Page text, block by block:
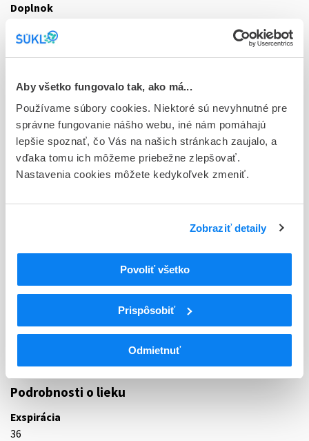
Aby všetko fungovalo tak, ako má...
Používame súbory cookies. Niektoré sú nevyhnutné pre
správne fungovanie nášho webu, iné nám pomáhajú
lepšie spoznať, čo Vás na našich stránkach zaujalo, a
vďaka tomu ich môžeme priebežne zlepšovať.
Nastavenia cookies môžete kedykoľvek zmeniť.
Zobraziť detaily
Povoliť všetko
Prispôsobiť
Odmietnuť
Doplnok
Stav
Typ registračnej procedúry
Vzájomné uznávanie (mutual recognition proc.)
Držiteľ, krajina
Glenwood GmbH , Nemecko
BLOKÁTORY KALCIOVÉHO KANÁLA
SELEKTÍVNE BLOKÁTORY KALCIOVÉHO
KANÁLA S PREVAŽNE VASKULÁRNYM
C08CA
Dihydropyridínové deriváty
Podrobnosti o lieku
Exspirácia
36